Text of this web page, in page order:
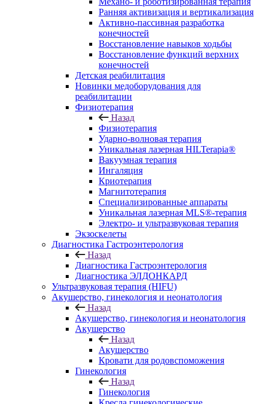
Ранняя активизация и вертикализация
Активно-пассивная разработка
конечностей
Восстановление навыков ходьбы
Восстановление функций верхних
конечностей
Детская реабилитация
Новинки медоборудования для
реабилитации
Физиотерапия
Назад
Физиотерапия
Ударно-волновая терапия
Уникальная лазерная HILTerapia®
Вакуумная терапия
Ингаляция
Криотерапия
Магнитотерапия
Специализированные аппараты
Уникальная лазерная MLS®-терапия
Электро- и ультразвуковая терапия
Экзоскелеты
Диагностика Гастроэнтерология
Назад
Диагностика Гастроэнтерология
Диагностика ЭЛДОНКАРД
Ультразвуковая терапия (HIFU)
Акушерство, гинекология и неонатология
Назад
Акушерство, гинекология и неонатология
Акушерство
Назад
Акушерство
Кровати для родовспоможения
Гинекология
Назад
Гинекология